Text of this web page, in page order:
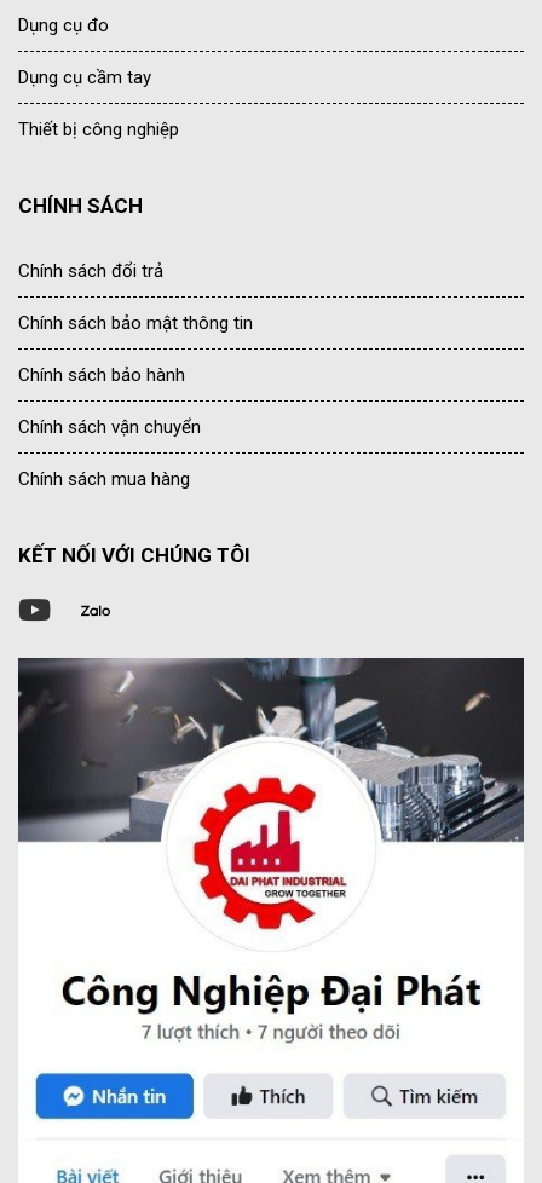
Dụng cụ đo
Dụng cụ cầm tay
Thiết bị công nghiệp
CHÍNH SÁCH
Chính sách đổi trả
Chính sách bảo mật thông tin
Chính sách bảo hành
Chính sách vận chuyển
Chính sách mua hàng
KẾT NỐI VỚI CHÚNG TÔI